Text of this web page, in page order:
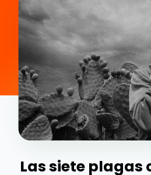
Las siete plagas